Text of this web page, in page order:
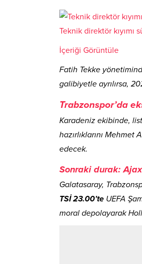
Teknik direktör
İçeriği Görüntüle
Fatih Tekke
galibiyetle ayrılırsa,
Trabzonspor’da
Karadeniz ekibinde,
hazırlıklarını
edecek.
Sonraki durak:
Galatasaray,
TSİ 23.00’te UEFA
moral depolayarak